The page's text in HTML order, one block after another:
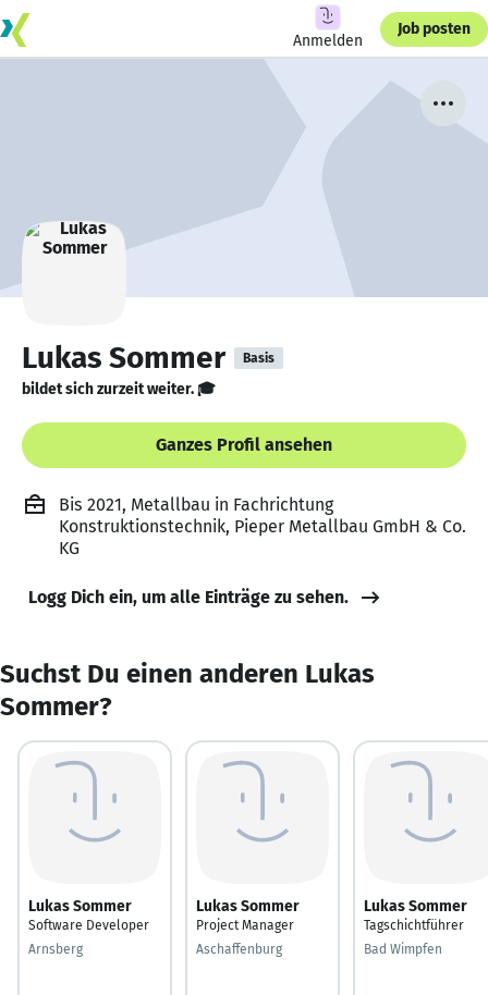
Anmelden
Job posten
Lukas Sommer Basis
bildet sich zurzeit weiter. 🎓
Ganzes Profil ansehen
Bis 2021, Metallbau in Fachrichtung
Konstruktionstechnik, Pieper Metallbau GmbH & Co.
KG
Logg Dich ein, um alle Einträge zu sehen.
Suchst Du einen anderen Lukas
Sommer?
Lukas Sommer
Software Developer
Arnsberg
Lukas Sommer
Project Manager
Aschaffenburg
Lukas Sommer
Tagschichtführer
Bad Wimpfen